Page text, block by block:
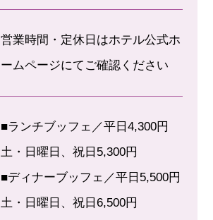
営業時間・定休日はホテル公式ホ
ームページにてご確認ください
■ランチブッフェ／平日4,300円
土・日曜日、祝日5,300円
■ディナーブッフェ／平日5,500円
土・日曜日、祝日6,500円